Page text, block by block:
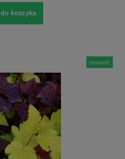
do koszyka
nowość